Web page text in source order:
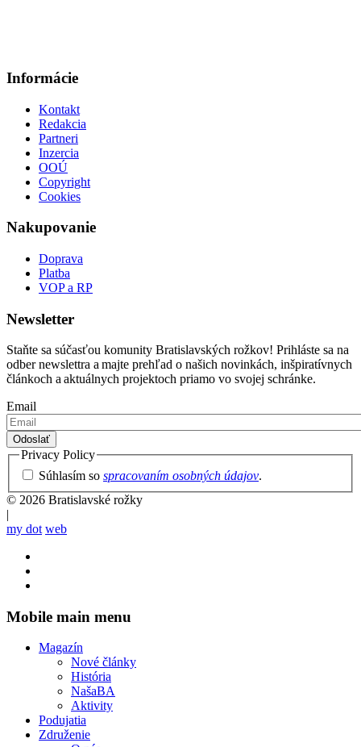
Informácie
Kontakt
Redakcia
Partneri
Inzercia
OOÚ
Copyright
Cookies
Nakupovanie
Doprava
Platba
VOP a RP
Newsletter
Staňte sa súčasťou komunity Bratislavských rožkov! Prihláste sa na
odber newslettra a majte prehľad o našich novinkách, inšpiratívnych
článkoch a aktuálnych projektoch priamo vo svojej schránke.
Email
Privacy Policy
Súhlasím so spracovaním osobných údajov.
© 2026 Bratislavské rožky
|
my dot web
Mobile main menu
Magazín
Nové články
História
NašaBA
Aktivity
Podujatia
Združenie